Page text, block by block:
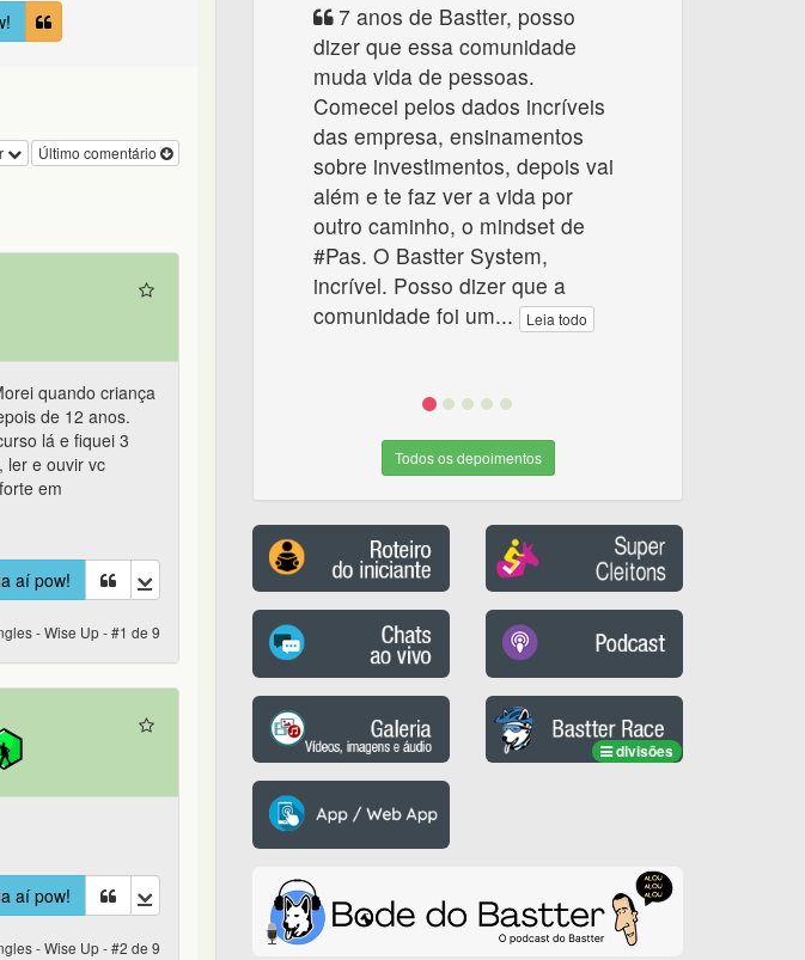
Último comentário
quando criança
de 12 anos.
lá e fiquei 3
ler e ouvir vc
em
aí pow!
- Wise Up - #1 de 9
aí pow!
- Wise Up - #2 de 9
7 anos de Bastter, posso
dizer que essa comunidade
muda vida de pessoas.
Comecei pelos dados incríveis
das empresa, ensinamentos
sobre investimentos, depois vai
além e te faz ver a vida por
outro caminho, o mindset de
#Pas. O Bastter System,
incrível. Posso dizer que a
comunidade foi um... Leia todo
Todos os depoimentos
divisões